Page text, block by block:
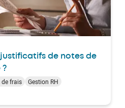
de notes de
?
de frais Gestion RH